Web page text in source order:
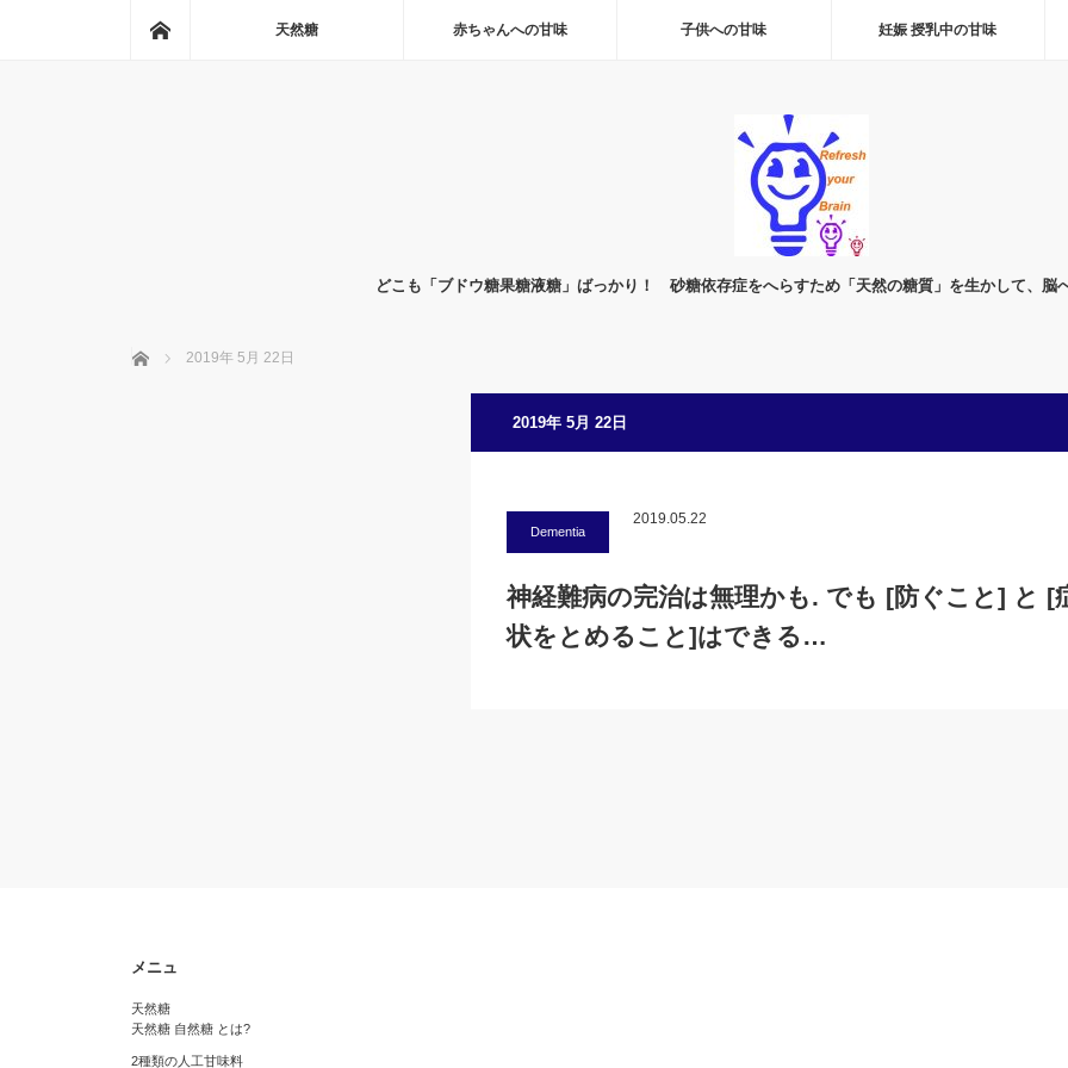
天然糖 赤ちゃんへの甘味 子供への甘味 妊娠 授乳中の甘味
どこも「ブドウ糖果糖液糖」ばっかり！ 砂糖依存症をへらすため「天然の糖質」を生かして、脳
ホーム 2019年 5月 22日
2019年 5月 22日
Dementia
2019.05.22
神経難病の完治は無理かも. でも [防ぐこと] と [
状をとめること]はできる…
メニュ
天然糖
天然糖 自然糖 とは?
2種類の人工甘味料